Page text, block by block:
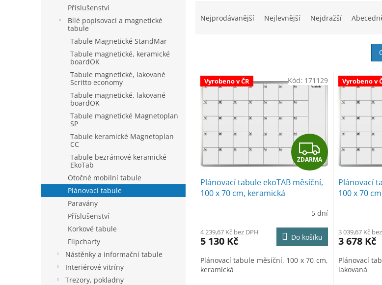
Příslušenství
Bílé popisovací a magnetické
tabule
Tabule Magnetické StandMar
Tabule magnetické, keramické
boardOK
Tabule magnetické, lakované
Scritto economy
Tabule magnetické, lakované
boardOK
Tabule magnetické Magnetoplan
SP
Tabule keramické Magnetoplan
CC
Tabule bezrámové keramické
EkoTab
Otočné mobilní tabule
Plánovací tabule
Paravány
Příslušenství
Korkové tabule
Flipcharty
Nástěnky a informační tabule
Interiérové vitríny
Trezory, pokladny
Nejprodávanější Nejlevnější Nejdražší
V
d
Vyrobeno v ČR
Z
D
A
R
M
A
ZDARMA
Plánovací tabule ekoTAB měsíční,
100 x 70 cm, keramická
5 dní
4 239,67 Kč bez DPH
5 130 Kč Do košíku
Plánovací tabule měsíční, 100 x 70 cm,
keramická
Kód: 171129 Vyrobeno v
Plánovací
100 x 70
3 039,67 Kč
3 678 Kč
Plánovací
lakovaná